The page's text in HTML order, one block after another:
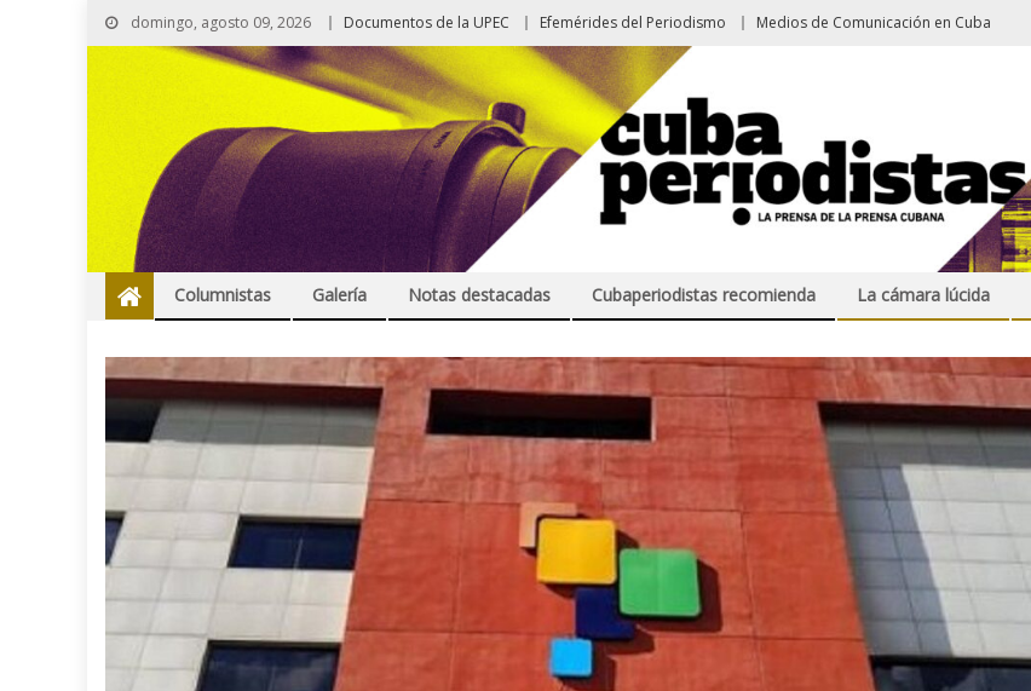
domingo, agosto 09, 2026 Documentos de la UPEC Efemérides del Periodismo Medios de Comunicación en Cuba
Columnistas Galería Notas destacadas Cubaperiodistas recomienda La cámara lúcida